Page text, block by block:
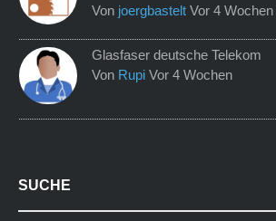
Von joergbastelt Vor 4 Wochen
Glasfaser deutsche Telekom
Von Rupi Vor 4 Wochen
SUCHE